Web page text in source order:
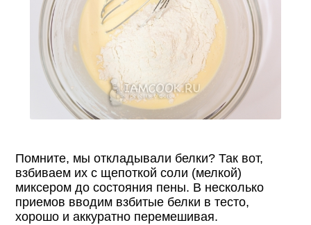
Помните, мы откладывали белки? Так вот,
взбиваем их с щепоткой соли (мелкой)
миксером до состояния пены. В несколько
приемов вводим взбитые белки в тесто,
хорошо и аккуратно перемешивая.